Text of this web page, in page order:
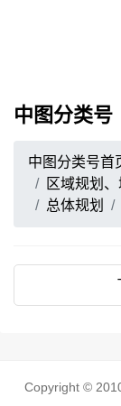
中图分类号
中图分类号首
区域规划
总体规划
Copyright ©